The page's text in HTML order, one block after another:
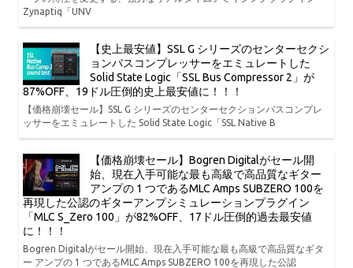
Zynaptiq「UNV
【史上最安値】SSL G シリーズのセンターセクシ
ョンバスコンプレッサーをエミュレートした
Solid State Logic「SSL Bus Compressor 2」が
87%OFF、19ドル圧倒的史上最安値に！！！
【価格崩壊セール】SSL G シリーズのセンターセクションバスコンプレ
ッサーをエミュレートした Solid State Logic「SSL Native B
【価格崩壊セール】Bogren Digitalがセール開
始、現在入手可能な最も高級で高品質なギター
アンプの 1 つであるMLC Amps SUBZERO 100を
再現した公認のギターアンプシミュレーションプラグイン
「MLC S_Zero 100」が82%OFF、17ドル圧倒的過去最安値
に！！！
Bogren Digitalがセール開始、現在入手可能な最も高級で高品質なギタ
ー アンプの 1 つであるMLC Amps SUBZERO 100を再現した公認